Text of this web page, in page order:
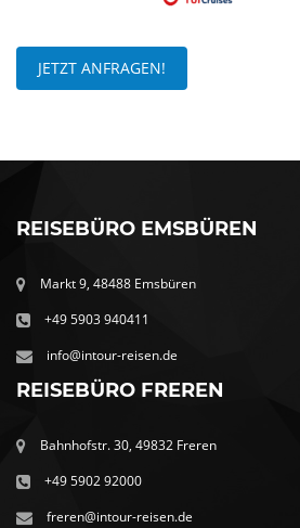
JETZT ANFRAGEN!
REISEBÜRO EMSBÜREN
Markt 9, 48488 Emsbüren
+49 5903 940411
info@intour-reisen.de
REISEBÜRO FREREN
Bahnhofstr. 30, 49832 Freren
+49 5902 92000
freren@intour-reisen.de